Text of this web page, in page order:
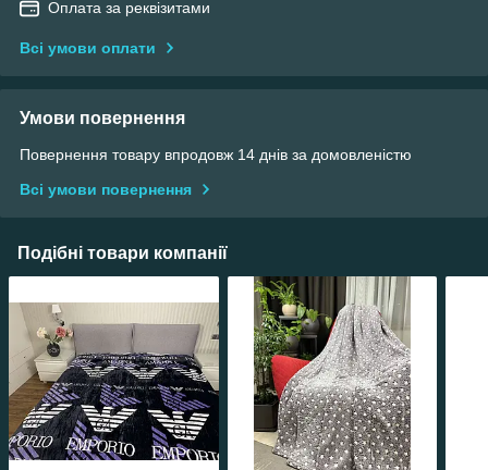
Оплата за реквізитами
Всі умови оплати
Умови повернення
Повернення товару впродовж 14 днів за домовленістю
Всі умови повернення
Подібні товари компанії